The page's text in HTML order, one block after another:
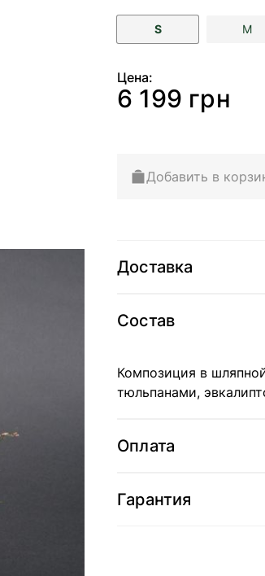
S M
Цена:
6 199 грн
Добавить в
Доставка
Состав
Композиция в
тюльпанами,
Оплата
Гарантия